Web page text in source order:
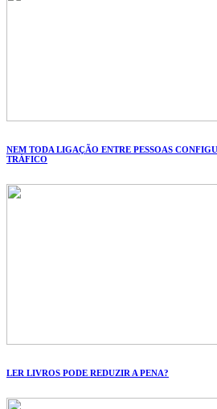
NEM TODA LIGAÇÃO ENTRE PESSOAS
TRÁFICO
LER LIVROS PODE REDUZIR A PENA?